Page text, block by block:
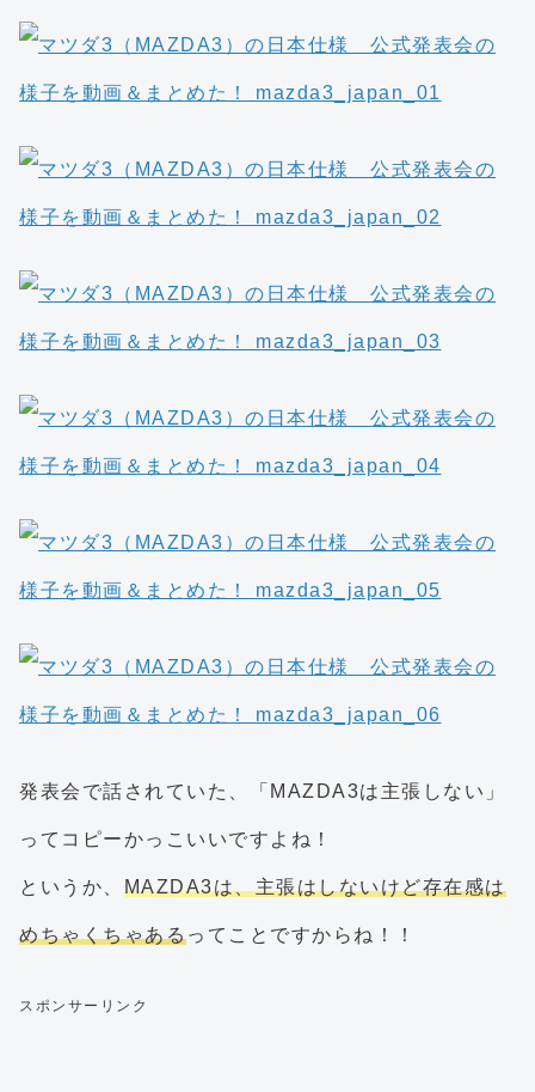
発表会で話されていた、「MAZDA3は主張しない」
ってコピーかっこいいですよね！
というか、 MAZDA3は、主張はしないけど存在感は
めちゃくちゃあるってことですからね！！
スポンサーリンク